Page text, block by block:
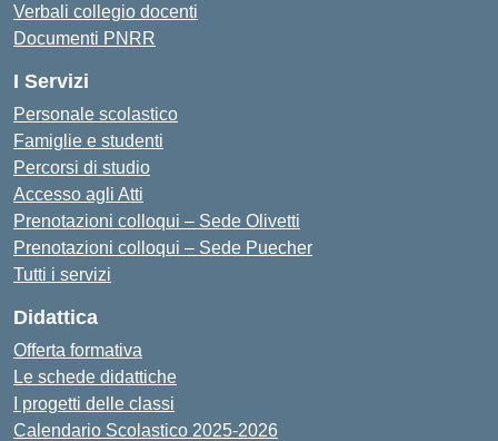
Verbali collegio docenti
Documenti PNRR
I Servizi
Personale scolastico
Famiglie e studenti
Percorsi di studio
Accesso agli Atti
Prenotazioni colloqui – Sede Olivetti
Prenotazioni colloqui – Sede Puecher
Tutti i servizi
Didattica
Offerta formativa
Le schede didattiche
I progetti delle classi
Calendario Scolastico 2025-2026